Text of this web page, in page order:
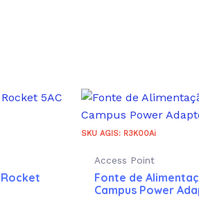
Rocket
SKU AGIS: R3K00Ai
Access Point
Fonte de
Campus Power